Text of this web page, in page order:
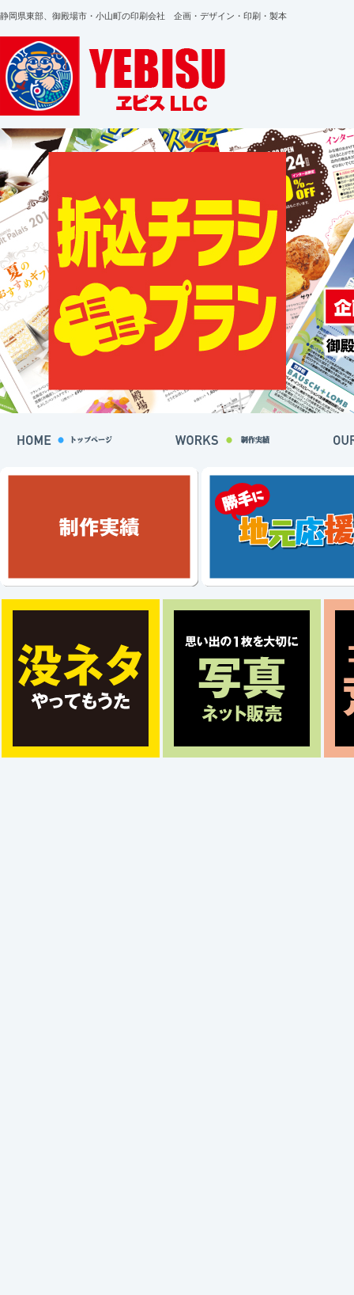
静岡県東部、御殿場市・小山町の印刷会社 企画・デザイン・印刷・製本